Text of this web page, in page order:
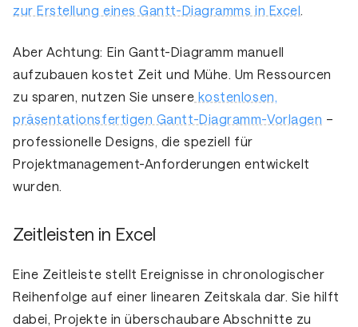
zur Erstellung eines Gantt-Diagramms in Excel.
Aber Achtung: Ein Gantt-Diagramm manuell
aufzubauen kostet Zeit und Mühe. Um Ressourcen
zu sparen, nutzen Sie unsere kostenlosen,
präsentationsfertigen Gantt-Diagramm-Vorlagen –
professionelle Designs, die speziell für
Projektmanagement-Anforderungen entwickelt
wurden.
Zeitleisten in Excel
Eine Zeitleiste stellt Ereignisse in chronologischer
Reihenfolge auf einer linearen Zeitskala dar. Sie hilft
dabei, Projekte in überschaubare Abschnitte zu